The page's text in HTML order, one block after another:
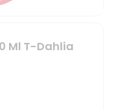
Ml T-Dahlia